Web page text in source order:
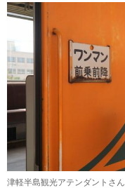
津軽半島観光アテンダントさん